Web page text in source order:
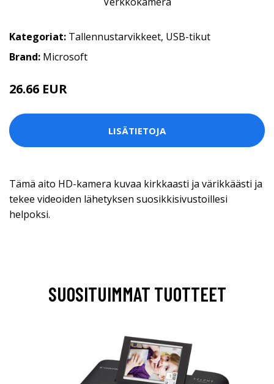
Kategoriat: Tallennustarvikkeet, USB-tikut
Brand: Microsoft
26.66 EUR
LISÄTIETOJA
Tämä aito HD-kamera kuvaa kirkkaasti ja värikkäästi ja
tekee videoiden lähetyksen suosikkisivustoillesi
helpoksi.
SUOSITUIMMAT TUOTTEET